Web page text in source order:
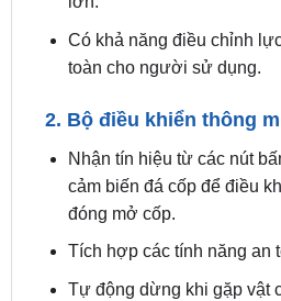
toàn cho người sử dụng.
2. Bộ điều khiển thông
cảm biến đá cốp để điều
đóng mở cốp.
Tích hợp các tính năng an